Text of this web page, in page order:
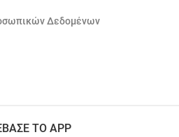
Δεδομένων
ΤΟ APP